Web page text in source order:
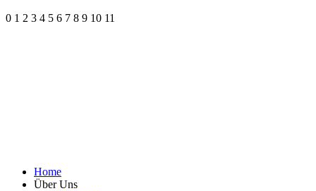
0 1 2 3 4 5 6 7 8 9 10 11
Home
Über Uns